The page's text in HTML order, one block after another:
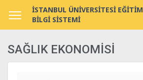
İSTANBUL ÜNİVERSİTESİ EĞİTİM
BİLGİ SİSTEMİ
SAĞLIK EKONOMİSİ